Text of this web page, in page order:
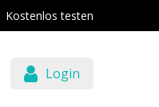
Kostenlos testen
Login